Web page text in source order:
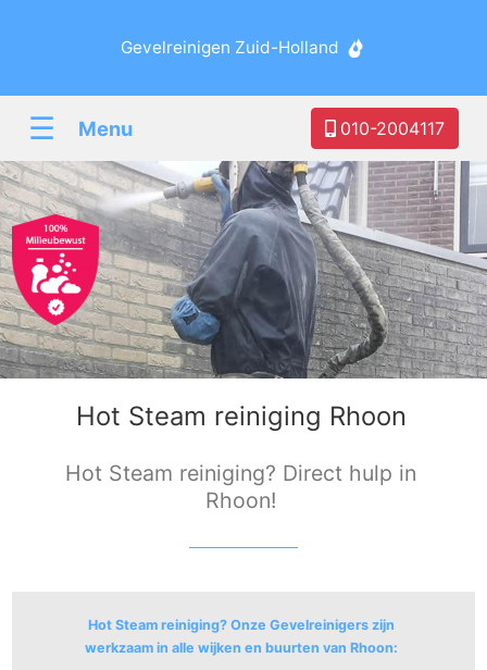
Gevelreinigen Zuid-Holland
☰ Menu 010-2004117
Hot Steam reiniging Rhoon
Hot Steam reiniging? Direct hulp in
Rhoon!
Hot Steam reiniging? Onze Gevelreinigers zijn
werkzaam in alle wijken en buurten van Rhoon: